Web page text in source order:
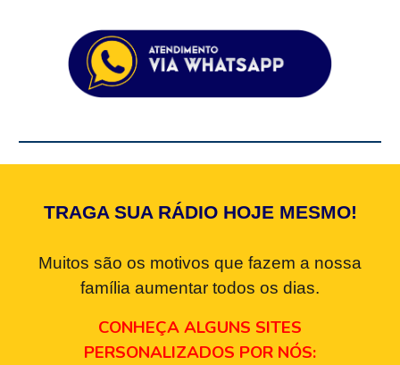
TRAGA SUA RÁDIO HOJE MESMO!
Muitos são os motivos que fazem a nossa
família aumentar todos os dias.
CONHEÇA ALGUNS SITES
PERSONALIZADOS POR NÓS: